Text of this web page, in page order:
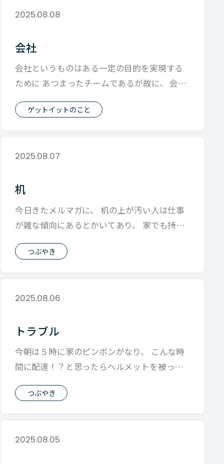
2025.08.08
会社
会社というものはある一定の目的を実現する
ために あつまったチームであるが故に、 会社
ゲットイットのこと
2025.08.07
机
今日きたメルマガに、 机の上が汚い人は仕事
が雑な傾向にあるとかいてあり、 家でも持ち
つぶやき
2025.08.06
トラブル
今朝は５時に家のピンポンがなり、 こんな時
間に配達！？と思ったらヘルメットを被った
つぶやき
2025.08.05